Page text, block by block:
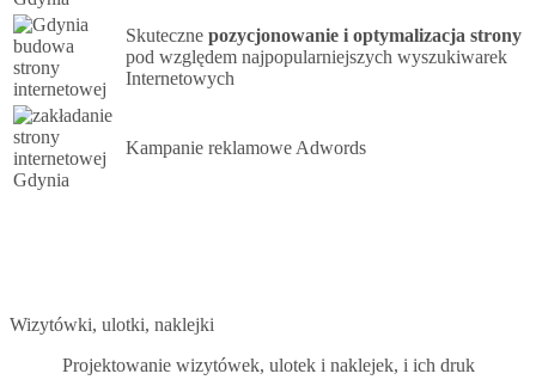
Skuteczne pozycjonowanie i optymalizacja strony
pod względem najpopularniejszych wyszukiwarek
Internetowych
Kampanie reklamowe Adwords
Wizytówki, ulotki, naklejki
Projektowanie wizytówek, ulotek i naklejek, i ich druk